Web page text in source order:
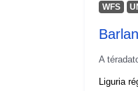
WFS
A
Liguria